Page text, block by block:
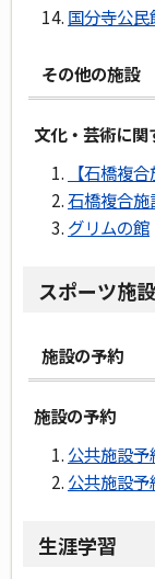
国分寺公
その他の施設
文化・芸術に
【石橋複
石橋複合
グリムの館
スポーツ施設
施設の予約
施設の予約
公共施設
公共施設
生涯学習